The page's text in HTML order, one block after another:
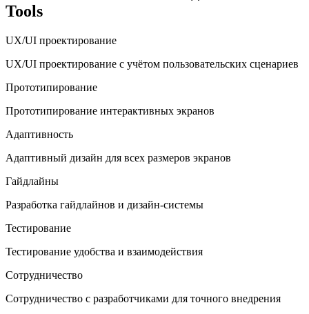
Tools
UX/UI проектирование
UX/UI проектирование с учётом пользовательских сценариев
Прототипирование
Прототипирование интерактивных экранов
Адаптивность
Адаптивный дизайн для всех размеров экранов
Гайдлайны
Разработка гайдлайнов и дизайн-системы
Тестирование
Тестирование удобства и взаимодействия
Сотрудничество
Сотрудничество с разработчиками для точного внедрения